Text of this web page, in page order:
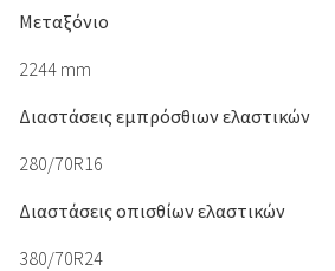
Μεταξόνιο
2244 mm
Διαστάσεις εμπρόσθιων ελαστικών
280/70R16
Διαστάσεις οπισθίων ελαστικών
380/70R24